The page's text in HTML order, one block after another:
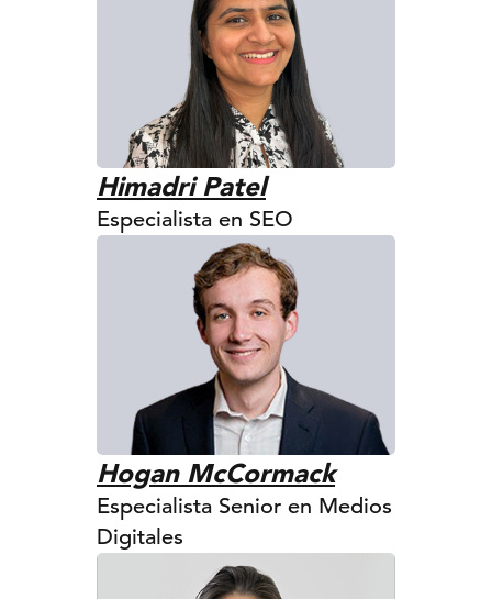
Himadri Patel
Especialista en SEO
Hogan McCormack
Especialista Senior en Medios
Digitales